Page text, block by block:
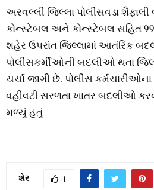
અરવલ્લી જિલ્લા પોલીસવડા શૈફાલી
કોન્સ્ટેબલ અને કોન્સ્ટેબલ સહિત
શહેર ઉપરાંત જિલ્લામાં આતંરિક
પોલીસકર્મીઓની બદલીઓ થતા
ચર્ચા જાગી છે. પોલીસ
વહીવટી સરળતા ખાતર બદલીઓ
મળ્યું હતું
શેર 1